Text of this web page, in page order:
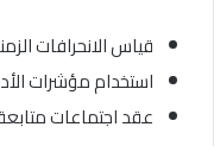
قياس الانحرافات
استخدام مؤشرات
عقد اجتماعات